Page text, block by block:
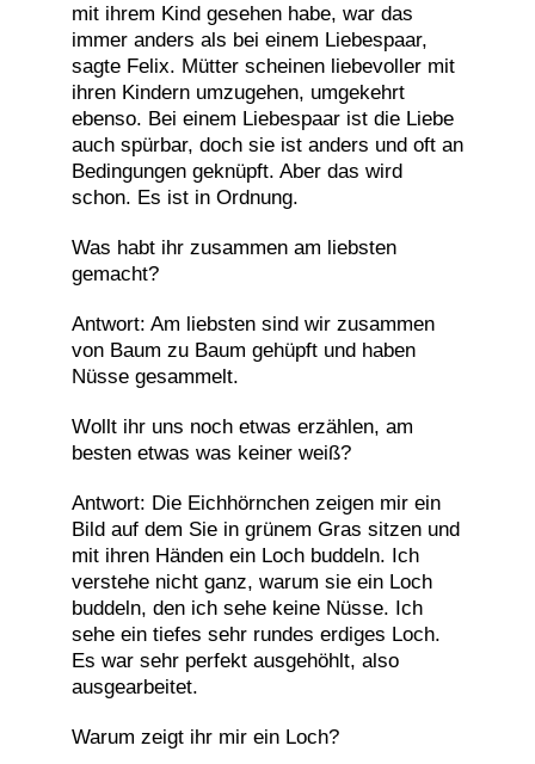
mit ihrem Kind gesehen habe, war das
immer anders als bei einem Liebespaar,
sagte Felix. Mütter scheinen liebevoller mit
ihren Kindern umzugehen, umgekehrt
ebenso. Bei einem Liebespaar ist die Liebe
auch spürbar, doch sie ist anders und oft an
Bedingungen geknüpft. Aber das wird
schon. Es ist in Ordnung.
Was habt ihr zusammen am liebsten
gemacht?
Antwort: Am liebsten sind wir zusammen
von Baum zu Baum gehüpft und haben
Nüsse gesammelt.
Wollt ihr uns noch etwas erzählen, am
besten etwas was keiner weiß?
Antwort: Die Eichhörnchen zeigen mir ein
Bild auf dem Sie in grünem Gras sitzen und
mit ihren Händen ein Loch buddeln. Ich
verstehe nicht ganz, warum sie ein Loch
buddeln, den ich sehe keine Nüsse. Ich
sehe ein tiefes sehr rundes erdiges Loch.
Es war sehr perfekt ausgehöhlt, also
ausgearbeitet.
Warum zeigt ihr mir ein Loch?